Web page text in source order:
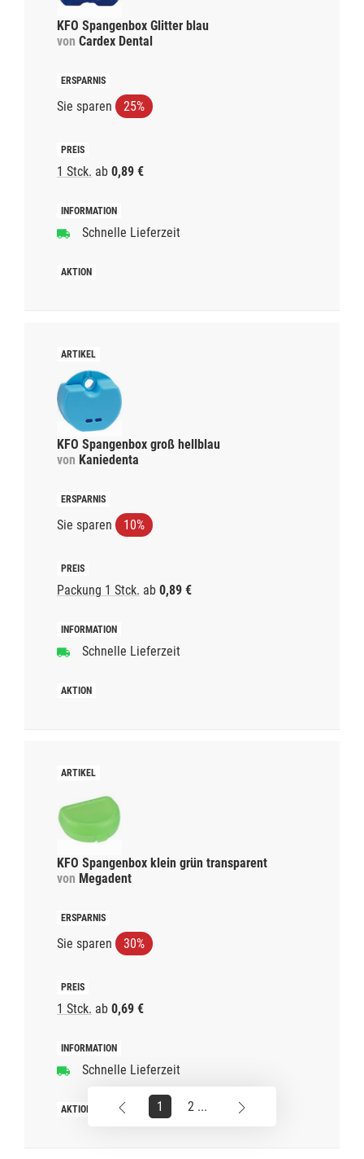
KFO Spangenbox Glitter blau
von Cardex Dental
Sie sparen 25%
1 Stck. ab 0,89 €
Schnelle Lieferzeit
KFO Spangenbox groß hellblau
von Kaniedenta
Sie sparen 10%
Packung 1 Stck. ab 0,89 €
Schnelle Lieferzeit
KFO Spangenbox klein grün transparent
von Megadent
Sie sparen 30%
1 Stck. ab 0,69 €
Schnelle Lieferzeit
1 2 ...